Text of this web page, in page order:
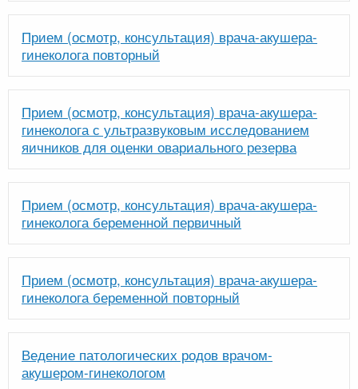
Прием (осмотр, консультация) врача-акушера-
гинеколога повторный
Прием (осмотр, консультация) врача-акушера-
гинеколога с ультразвуковым исследованием
яичников для оценки овариального резерва
Прием (осмотр, консультация) врача-акушера-
гинеколога беременной первичный
Прием (осмотр, консультация) врача-акушера-
гинеколога беременной повторный
Ведение патологических родов врачом-
акушером-гинекологом